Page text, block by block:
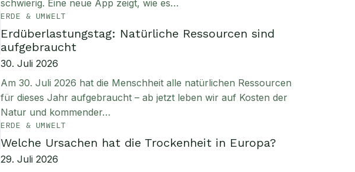
schwierig. Eine neue App zeigt, wie es…
ERDE & UMWELT
Erdüberlastungstag: Natürliche Ressourcen sind
aufgebraucht
30. Juli 2026
Am 30. Juli 2026 hat die Menschheit alle natürlichen Ressourcen
für dieses Jahr aufgebraucht – ab jetzt leben wir auf Kosten der
Natur und kommender…
ERDE & UMWELT
Welche Ursachen hat die Trockenheit in Europa?
29. Juli 2026